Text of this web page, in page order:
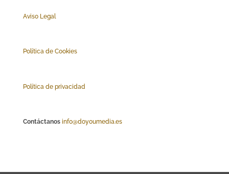
Aviso Legal
Política de Cookies
Política de privacidad
Contáctanos info@doyoumedia.es